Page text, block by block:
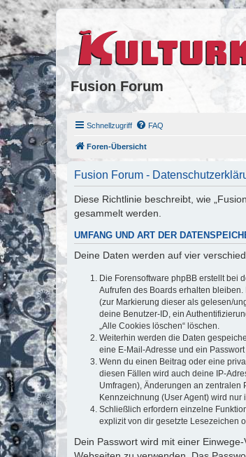
Fusion Forum
Schnellzugriff FAQ
Foren-Übersicht
Fusion Forum -
Diese Richtlinie beschreibt, wie
gesammelt werden.
UMFANG UND ART DER
Deine Daten werden auf vier
Die Forensoftware phpBB erstellt bei
Aufrufen des Boards erhalten
(zur Markierung dieser als gelesen/
deine Benutzer-ID, ein
„Alle Cookies löschen“ löschen.
Weiterhin werden die Daten
eine E-Mail-Adresse und ein
Wenn du einen Beitrag oder eine
diesen Fällen wird auch deine IP-
Umfragen), Änderungen an zentralen
Kennzeichnung (User Agent) wird nur
Schließlich erfordern einzelne
explizit von dir gesetzte Lesezeichen
Dein Passwort wird mit einer